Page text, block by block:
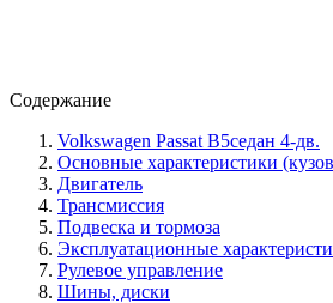
Содержание
Volkswagen Passat B5седан 4-дв.
Основные характеристики
Двигатель
Трансмиссия
Подвеска и тормоза
Эксплуатационные
Рулевое управление
Шины, диски